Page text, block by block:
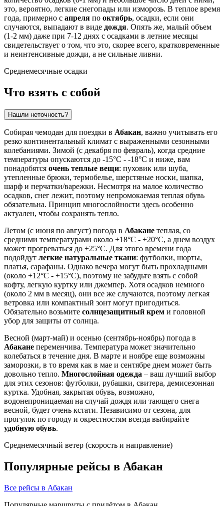
это, вероятно, легкие снегопады или изморозь. В теплое время
года, примерно с апреля по октябрь, осадки, если они
случаются, выпадают в виде дождя. Опять же, малый объем
(1-2 мм) даже при 7-12 днях с осадками в летние месяцы
свидетельствует о том, что это, скорее всего, кратковременные
и неинтенсивные дожди, а не сильные ливни.
Среднемесячные осадки
Что взять с собой
Нашли неточность?
Собирая чемодан для поездки в Абакан, важно учитывать его
резко континентальный климат с выраженными сезонными
колебаниями. Зимой (с декабря по февраль), когда средние
температуры опускаются до -15°C - -18°C и ниже, вам
понадобятся очень теплые вещи: пуховик или шуба,
утепленные брюки, термобелье, шерстяные носки, шапка,
шарф и перчатки/варежки. Несмотря на малое количество
осадков, снег лежит, поэтому непромокаемая теплая обувь
обязательна. Принцип многослойности здесь особенно
актуален, чтобы сохранять тепло.
Летом (с июня по август) погода в Абакане теплая, со
средними температурами около +18°C - +20°C, а днем воздух
может прогреваться до +25°C. Для этого времени года
подойдут легкие натуральные ткани: футболки, шорты,
платья, сарафаны. Однако вечера могут быть прохладными
(около +12°C - +15°C), поэтому не забудьте взять с собой
кофту, легкую куртку или джемпер. Хотя осадков немного
(около 2 мм в месяц), они все же случаются, поэтому легкая
ветровка или компактный зонт могут пригодиться.
Обязательно возьмите солнцезащитный крем и головной
убор для защиты от солнца.
Весной (март-май) и осенью (сентябрь-ноябрь) погода в
Абакане переменчива. Температура может значительно
колебаться в течение дня. В марте и ноябре еще возможны
заморозки, в то время как в мае и сентябре днем может быть
довольно тепло. Многослойная одежда – ваш лучший выбор
для этих сезонов: футболки, рубашки, свитера, демисезонная
куртка. Удобная, закрытая обувь, возможно,
водонепроницаемая на случай дождя или тающего снега
весной, будет очень кстати. Независимо от сезона, для
прогулок по городу и окрестностям всегда выбирайте
удобную обувь.
Среднемесячный ветер (скорость и направление)
Популярные рейсы в Абакан
Все рейсы в Абакан